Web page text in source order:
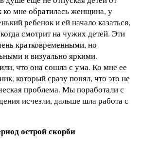
мне обратилась женщина, у
ребенок и ей начало казаться,
смотрит на чужих детей. Эти
кратковременными, но
и визуально яркими.
что она сошла с ума. Ко мне ее
который сразу понял, что это не
проблема. Мы поработали с
исчезли, дальше шла работа с
острой скорби